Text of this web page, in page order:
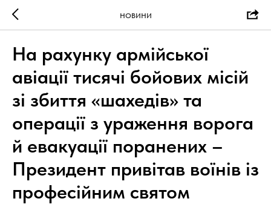
НОВИНИ
На рахунку армійської
авіації тисячі бойових місій
зі збиття «шахедів» та
операції з ураження ворога
й евакуації поранених –
Президент привітав воїнів із
професійним святом